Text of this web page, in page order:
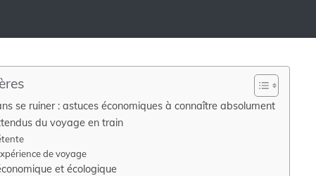
se ruiner : astuces économiques à connaître absolument
du voyage en train
de voyage
et écologique